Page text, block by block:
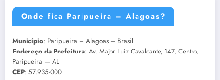
Onde fica Paripueira – Alagoas?
Município: Paripueira – Alagoas – Brasil
Endereço da Prefeitura: Av. Major Luiz Cavalcante, 147, Centro,
Paripueira — AL
CEP: 57.935-000